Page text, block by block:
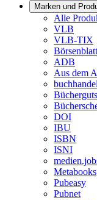
Marken und
Alle
VLB
VLB-TIX
Börsenblatt
ADB
Aus dem
DOI
IBU
ISBN
ISNI
Metabooks
Pubeasy
Pubnet